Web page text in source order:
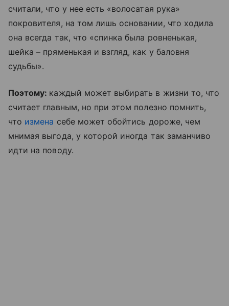
считали, что у нее есть «волосатая рука»
покровителя, на том лишь основании, что ходила
она всегда так, что «спинка была ровненькая,
шейка – пряменькая и взгляд, как у баловня
судьбы».
Поэтому: каждый может выбирать в жизни то, что
считает главным, но при этом полезно помнить,
что измена себе может обойтись дороже, чем
мнимая выгода, у которой иногда так заманчиво
идти на поводу.